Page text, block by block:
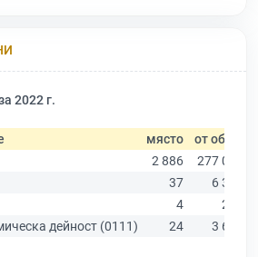
2022 г.
място от общо
2 886
277 019
37
6 347
4
216
дейност (0111)
24 3 640